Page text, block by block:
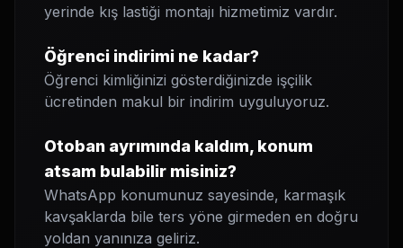
yerinde kış lastiği montajı hizmetimiz vardır.
Öğrenci indirimi ne kadar?
Öğrenci kimliğinizi gösterdiğinizde işçilik
ücretinden makul bir indirim uyguluyoruz.
Otoban ayrımında kaldım, konum
atsam bulabilir misiniz?
WhatsApp konumunuz sayesinde, karmaşık
kavşaklarda bile ters yöne girmeden en doğru
yoldan yanınıza geliriz.